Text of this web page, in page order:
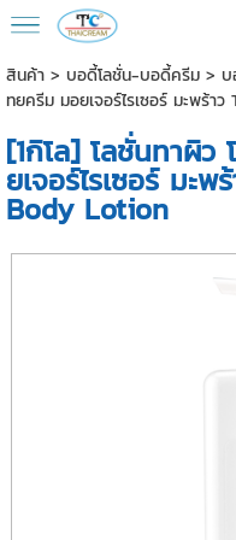
สินค้า> บอดี้โลชั่น-บอดี้ครีม> บ
ทยครีม มอยเจอร์ไรเซอร์ มะพร้
[1กิโล] โลชั่นทาผิว
ยเจอร์ไรเซอร์ มะ
Body Lotion